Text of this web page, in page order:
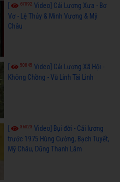
[ 67092 Video] Cải Lương Xưa - Bơ
Vơ - Lệ Thủy & Minh Vương & Mỹ
Châu
50845 Video] Cải Lương Xã Hội -
Không Chồng - Vũ Linh Tài Linh
36023 Video] Bụi đời - Cải lương
trước 1975 Hùng Cường, Bạch Tuyết,
Mỹ Châu, Dũng Thanh Lâm